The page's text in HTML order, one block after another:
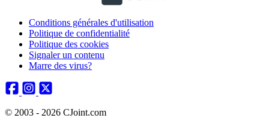
Conditions générales d'utilisation
Politique de confidentialité
Politique des cookies
Signaler un contenu
Marre des virus?
© 2003 - 2026 CJoint.com